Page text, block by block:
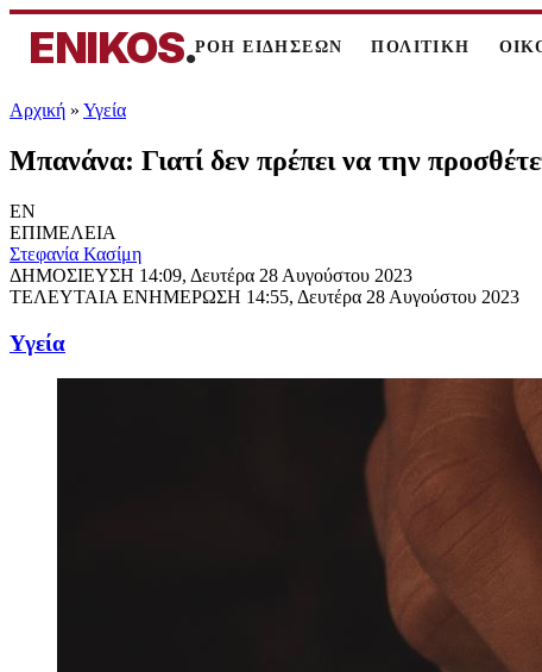
ENIKOS.ΡΟΗ ΕΙΔΗΣΕΩΝ ΠΟΛΙΤΙΚΗ
Αρχική » Υγεία
Μπανάνα: Γιατί δεν πρέπει να την
EN
ΕΠΙΜΕΛΕΙΑ
Στεφανία Κασίμη
ΔΗΜΟΣΙΕΥΣΗ 14:09, Δευτέρα 28 Αυγούστου 2023
ΤΕΛΕΥΤΑΙΑ ΕΝΗΜΕΡΩΣΗ 14:55, Δευτέρα 28 Αυγούστου 2023
Υγεία